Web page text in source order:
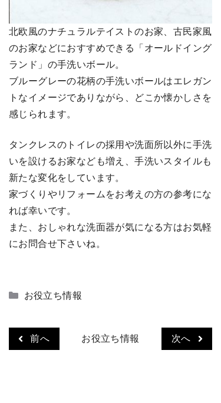
北欧風のナチュラルテイストのお家、古民家風
のお家などにおすすめできる「オールドイング
ランド」の手洗いボール。
ブルーグレーの花柄の手洗いボールはエレガン
トなイメージでありながら、どこか懐かしさを
感じられます。
タンクレスのトイレの採用や洗面所以外に手洗
いを設けるお家なども増え、手洗いスタイルも
新たな変化をしています。
家づくりやリフォームをお考えの方の参考にな
れば幸いです。
また、おしゃれな洗面器が気になる方はお気軽
にお問合せ下さいね。
カ
リ
ー
お役立ち情報
前へ お役立ち情報 次へ